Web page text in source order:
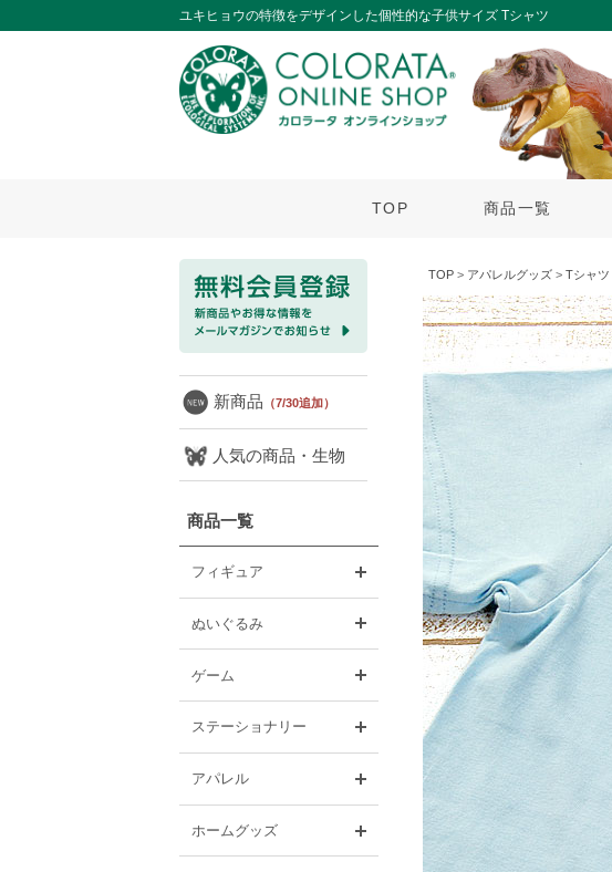
ユキヒョウの特徴をデザインした個性的な子供サイズ Tシャツ
TOP 商品一覧
新商品 （7/30追加）
人気の商品・生物
商品一覧
フィギュア
ぬいぐるみ
ゲーム
ステーショナリー
アパレル
ホームグッズ
TOP > アパレルグッズ > Tシャツ